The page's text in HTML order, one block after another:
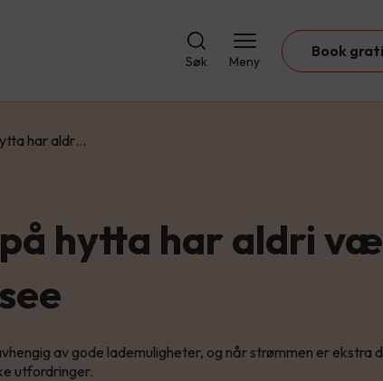
Søk Meny
Book
har aldr…
hytta har aldri
av gode lademuligheter, og når strømmen er ekstra
utfordringer.